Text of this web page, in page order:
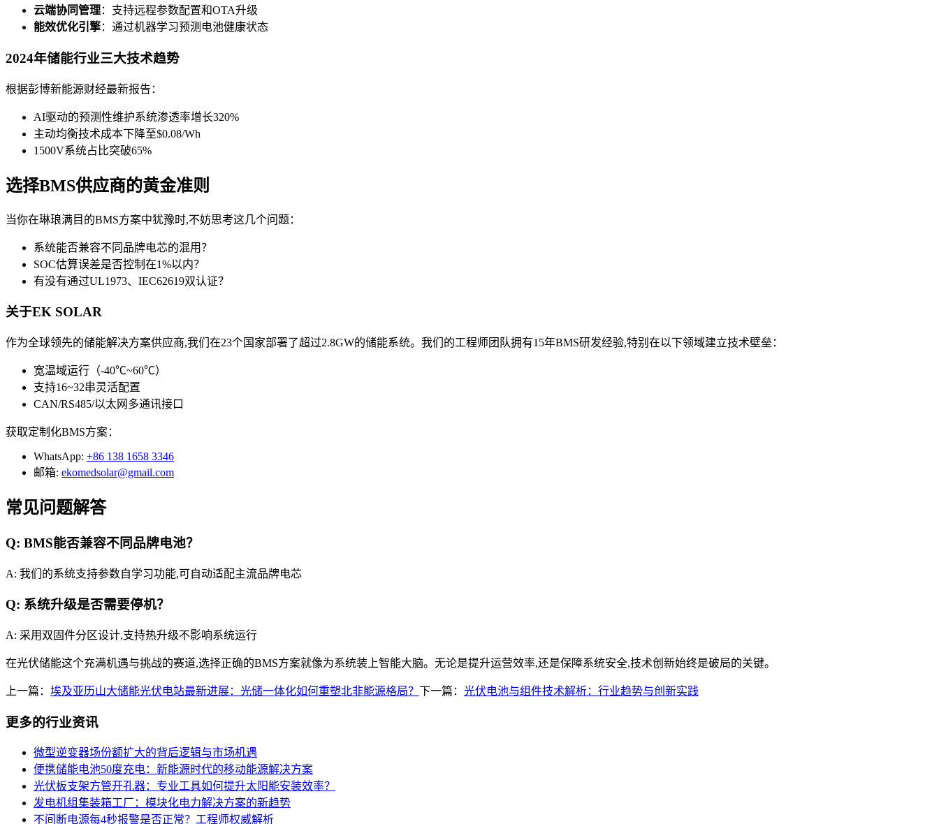
云端协同管理：支持远程参数配置和OTA升级
能效优化引擎：通过机器学习预测电池健康状态
2024年储能行业三大技术趋势
根据彭博新能源财经最新报告：
AI驱动的预测性维护系统渗透率增长320%
主动均衡技术成本下降至$0.08/Wh
1500V系统占比突破65%
选择BMS供应商的黄金准则
当你在琳琅满目的BMS方案中犹豫时,不妨思考这几个问题：
系统能否兼容不同品牌电芯的混用？
SOC估算误差是否控制在1%以内？
有没有通过UL1973、IEC62619双认证？
关于EK SOLAR
作为全球领先的储能解决方案供应商,我们在23个国家部署了超过2.8GW的储能系统。我们的工程师团队拥有15年BMS研发经验,特别在以下领域建立技术壁垒：
宽温域运行（-40℃~60℃）
支持16~32串灵活配置
CAN/RS485/以太网多通讯接口
获取定制化BMS方案：
WhatsApp: +86 138 1658 3346
邮箱: ekomedsolar@gmail.com
常见问题解答
Q: BMS能否兼容不同品牌电池？
A: 我们的系统支持参数自学习功能,可自动适配主流品牌电芯
Q: 系统升级是否需要停机？
A: 采用双固件分区设计,支持热升级不影响系统运行
在光伏储能这个充满机遇与挑战的赛道,选择正确的BMS方案就像为系统装上智能大脑。无论是提升运营效率,还是保障系统安全,技术创新始终是破局的关键。
上一篇： 埃及亚历山大储能光伏电站最新进展：光储一体化如何重塑北非能源格局？ 下一篇： 光伏电池与组件技术解析：行业趋势与创新实践
更多的行业资讯
微型逆变器场份额扩大的背后逻辑与市场机遇
便携储能电池50度充电：新能源时代的移动能源解决方案
光伏板支架方管开孔器：专业工具如何提升太阳能安装效率？
发电机组集装箱工厂：模块化电力解决方案的新趋势
不间断电源每4秒报警是否正常？工程师权威解析